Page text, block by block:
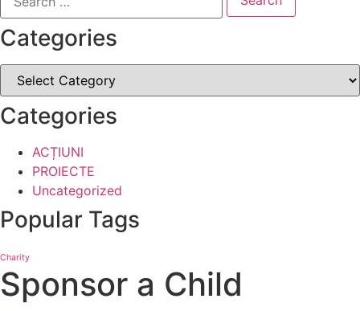
Categories
Categories
ACȚIUNI
PROIECTE
Uncategorized
Popular Tags
Charity
Sponsor a Child